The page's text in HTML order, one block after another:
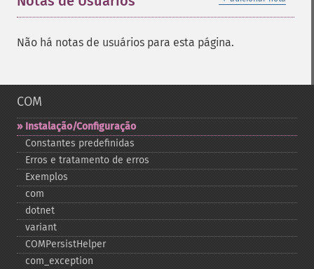
Não há notas de usuários para esta página.
COM
Instalação/Configuração
Constantes predefinidas
Erros e tratamento de erros
Exemplos
com
dotnet
variant
COMPersistHelper
com_​exception